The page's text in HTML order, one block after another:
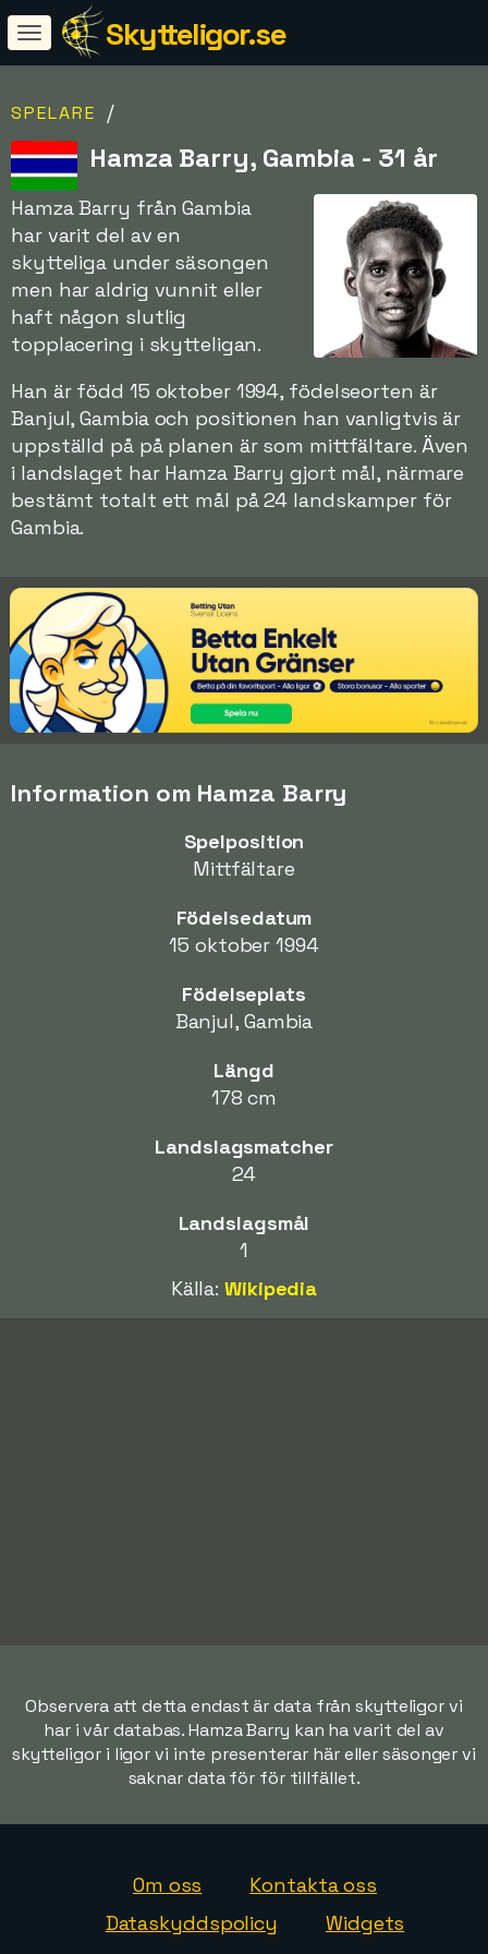
Skytteligor.se
SPELARE /
Hamza Barry, Gambia - 31 år
Hamza Barry från Gambia
har varit del av en
skytteliga under säsongen
men har aldrig vunnit eller
haft någon slutlig
topplacering i skytteligan.
Han är född 15 oktober 1994, födelseorten är
Banjul, Gambia och positionen han vanligtvis är
uppställd på på planen är som mittfältare. Även
i landslaget har Hamza Barry gjort mål, närmare
bestämt totalt ett mål på 24 landskamper för
Gambia.
Information om Hamza Barry
Spelposition
Mittfältare
Födelsedatum
15 oktober 1994
Födelseplats
Banjul, Gambia
Längd
178 cm
Landslagsmatcher
24
Landslagsmål
1
Källa:Wikipedia
Observera att detta endast är data från skytteligor vi
har i vår databas. Hamza Barry kan ha varit del av
skytteligor i ligor vi inte presenterar här eller säsonger vi
saknar data för för tillfället.
Om oss
Kontakta oss
Dataskyddspolicy
Widgets